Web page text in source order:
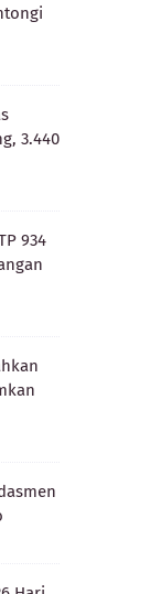
3.440
934